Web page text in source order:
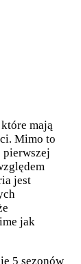
mają
Mimo to
pierwszej
jest
jak
5 sezonów